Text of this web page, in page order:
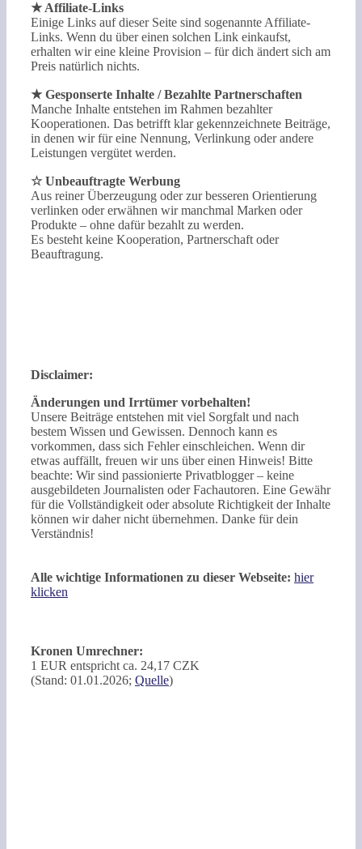
★ Affiliate-Links
Einige Links auf dieser Seite sind sogenannte Affiliate-
Links. Wenn du über einen solchen Link einkaufst,
erhalten wir eine kleine Provision – für dich ändert sich am
Preis natürlich nichts.
★ Gesponserte Inhalte / Bezahlte Partnerschaften
Manche Inhalte entstehen im Rahmen bezahlter
Kooperationen. Das betrifft klar gekennzeichnete Beiträge,
in denen wir für eine Nennung, Verlinkung oder andere
Leistungen vergütet werden.
☆ Unbeauftragte Werbung
Aus reiner Überzeugung oder zur besseren Orientierung
verlinken oder erwähnen wir manchmal Marken oder
Produkte – ohne dafür bezahlt zu werden.
Es besteht keine Kooperation, Partnerschaft oder
Beauftragung.
Disclaimer:
Änderungen und Irrtümer vorbehalten!
Unsere Beiträge entstehen mit viel Sorgfalt und nach
bestem Wissen und Gewissen. Dennoch kann es
vorkommen, dass sich Fehler einschleichen. Wenn dir
etwas auffällt, freuen wir uns über einen Hinweis! Bitte
beachte: Wir sind passionierte Privatblogger – keine
ausgebildeten Journalisten oder Fachautoren. Eine Gewähr
für die Vollständigkeit oder absolute Richtigkeit der Inhalte
können wir daher nicht übernehmen. Danke für dein
Verständnis!
Alle wichtige Informationen zu dieser Webseite: hier
klicken
Kronen Umrechner:
1 EUR entspricht ca. 24,17 CZK
(Stand: 01.01.2026; Quelle)